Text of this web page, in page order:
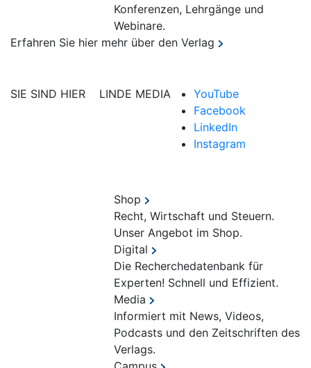
Konferenzen, Lehrgänge und
Webinare.
Erfahren Sie hier mehr über den Verlag
SIE SIND HIER LINDE MEDIA
YouTube
Facebook
LinkedIn
Instagram
Shop
Recht, Wirtschaft und Steuern.
Unser Angebot im Shop.
Digital
Die Recherchedatenbank für
Experten! Schnell und Effizient.
Media
Informiert mit News, Videos,
Podcasts und den Zeitschriften des
Verlags.